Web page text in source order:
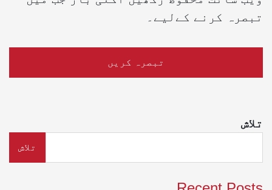
تبصرہ کرنے کےلیے۔
تلاش
تلاش